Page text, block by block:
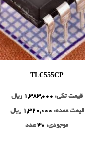
TLC555CP
قیمت تکی: 1,383,000 ریال
قیمت عمده: 1,320,000 ریال
موجودی: 30عدد